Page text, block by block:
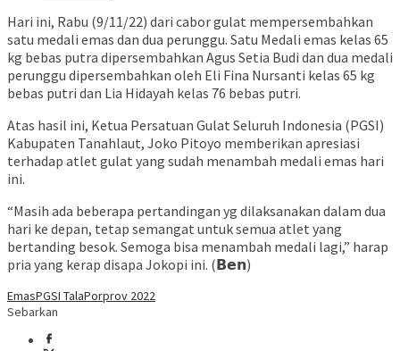
Hari ini, Rabu (9/11/22) dari cabor gulat mempersembahkan
satu medali emas dan dua perunggu. Satu Medali emas kelas 65
kg bebas putra dipersembahkan Agus Setia Budi dan dua medali
perunggu dipersembahkan oleh Eli Fina Nursanti kelas 65 kg
bebas putri dan Lia Hidayah kelas 76 bebas putri.
Atas hasil ini, Ketua Persatuan Gulat Seluruh Indonesia (PGSI)
Kabupaten Tanahlaut, Joko Pitoyo memberikan apresiasi
terhadap atlet gulat yang sudah menambah medali emas hari
ini.
“Masih ada beberapa pertandingan yg dilaksanakan dalam dua
hari ke depan, tetap semangat untuk semua atlet yang
bertanding besok. Semoga bisa menambah medali lagi,” harap
pria yang kerap disapa Jokopi ini. (𝗕𝗲𝗻)
EmasPGSI TalaPorprov 2022
Sebarkan